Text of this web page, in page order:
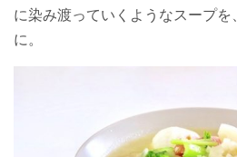
に染み渡っていくようなスープ
に。